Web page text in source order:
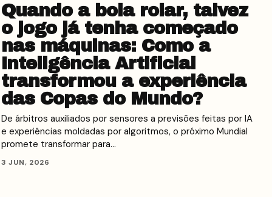
Quando a bola rolar, talvez
o jogo já tenha começado
nas máquinas: Como a
Inteligência Artificial
transformou a experiência
das Copas do Mundo?
De árbitros auxiliados por sensores a previsões feitas por IA
e experiências moldadas por algoritmos, o próximo Mundial
promete transformar para…
3 JUN, 2026